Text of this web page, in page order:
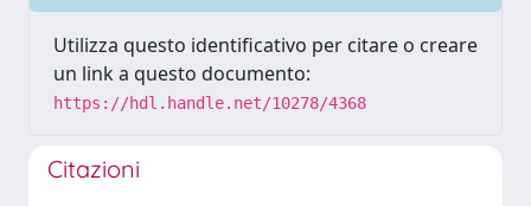
Utilizza questo identificativo per citare o creare
un link a questo documento:
https://hdl.handle.net/10278/4368
Citazioni